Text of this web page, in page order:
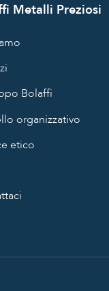
Metalli Preziosi
Bolaffi
organizzativo
etico